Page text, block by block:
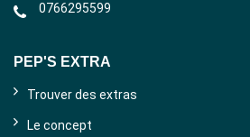
0766295599
PEP'S EXTRA
Trouver des extras
Le concept